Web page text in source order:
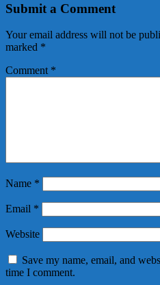
Submit a Comment
Your email address will not be
marked *
Comment *
Name *
Email *
Website
Save my name, email, and
time I comment.